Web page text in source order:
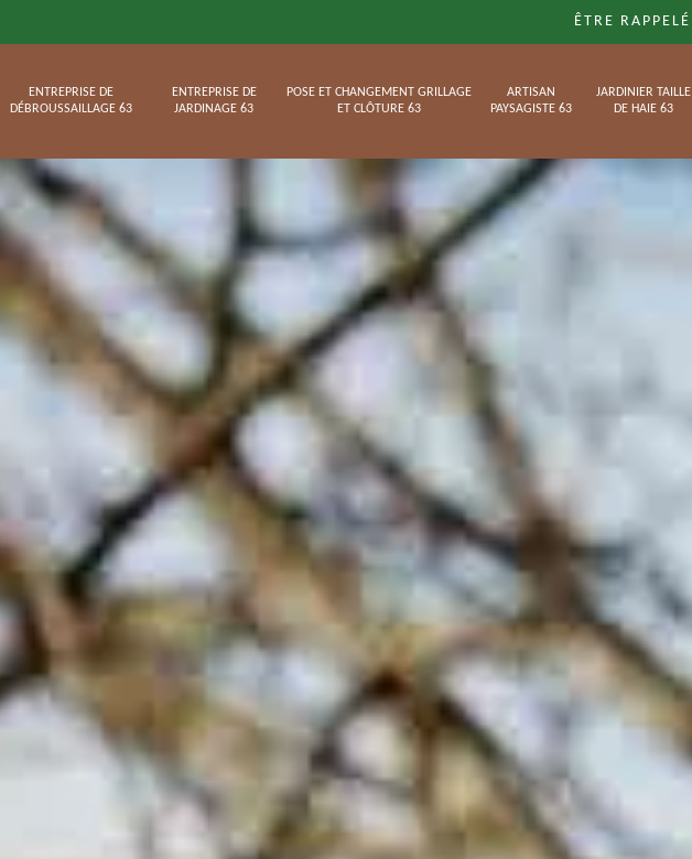
ÊTRE RAPPELÉ
ENTREPRISE DE
DÉBROUSSAILLAGE 63
ENTREPRISE DE
JARDINAGE 63
POSE ET CHANGEMENT GRILLAGE
ET CLÔTURE 63
ARTISAN
PAYSAGISTE 63
JARDINIER TAILLE
DE HAIE 63